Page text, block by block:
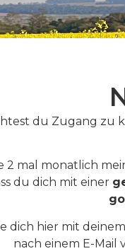
du Zugang zu
2 mal monatlich
du dich mit einer
dich hier mit
nach einem E-Mail